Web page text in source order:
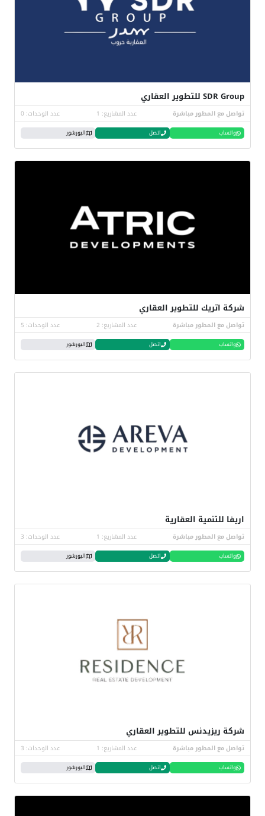
SDR Group للتطوير العقاري
تواصل مع المطور مباشرة عدد المشاريع: 1 عدد الوحدات: 0
واتساب اتصل البورشور
شركة اتريك للتطوير العقاري
تواصل مع المطور مباشرة عدد المشاريع: 2 عدد الوحدات: 5
واتساب اتصل البورشور
اريفا للتنمية العقارية
تواصل مع المطور مباشرة عدد المشاريع: 1 عدد الوحدات: 3
واتساب اتصل البورشور
شركة ريزيدنس للتطوير العقاري
تواصل مع المطور مباشرة عدد المشاريع: 1 عدد الوحدات: 3
واتساب اتصل البورشور